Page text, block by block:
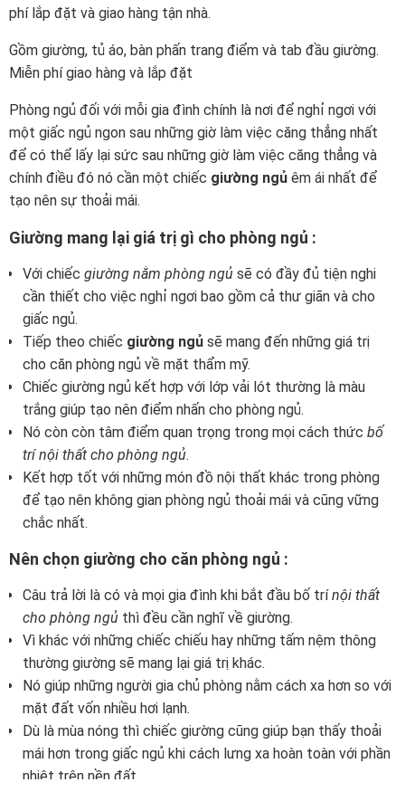
Hơn 100+ mẫu combo giường tủ giá rẻ. Chỉ từ 28 triệu, miễn
phí lắp đặt và giao hàng tận nhà.
Gồm giường, tủ áo, bàn phấn trang điểm và tab đầu giường.
Miễn phí giao hàng và lắp đặt
Phòng ngủ đối với mỗi gia đình chính là nơi để nghỉ ngơi với
một giấc ngủ ngon sau những giờ làm việc căng thẳng nhất
chính điều đó nó cần một chiếcgiường ngủêm ái nhất để
Giường mang lại giá trị gì cho phòng ngủ :
Với chiếc giường nằm phòng ngủsẽ có đầy đủ tiện nghi
cần thiết cho việc nghỉ ngơi bao gồm cả thư giãn và cho
giấc ngủ.
Tiếp theo chiếcgiường ngủsẽ mang đến những giá trị
cho căn phòng ngủ về mặt thẩm mỹ.
Chiếc giường ngủ kết hợp với lớp vải lót thường là màu
trắng giúp tạo nên điểm nhấn cho phòng ngủ.
Nó còn còn tâm điểm quan trọng trong mọi cách thứcbố
trí nội thất cho phòng ngủ
để tạo nên không gian phòng ngủ thoải mái và cũng vững
chắc nhất.
Nên chọn giường cho căn phòng ngủ :
Câu trả lời là có và mọi gia đình khi bắt đầu bố trí
cho phòng ngủthì đều cần nghĩ về giường.
Vì khác với những chiếc chiếu hay những tấm nệm thông
thường giường sẽ mang lại giá trị khác.
Nó giúp những người gia chủ phòng nằm cách xa hơn so với
mặt đất vốn nhiều hơi lạnh.